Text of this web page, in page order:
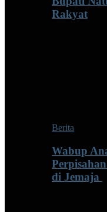
Rakyat
Berita
Wabup
di Jemaja ‎